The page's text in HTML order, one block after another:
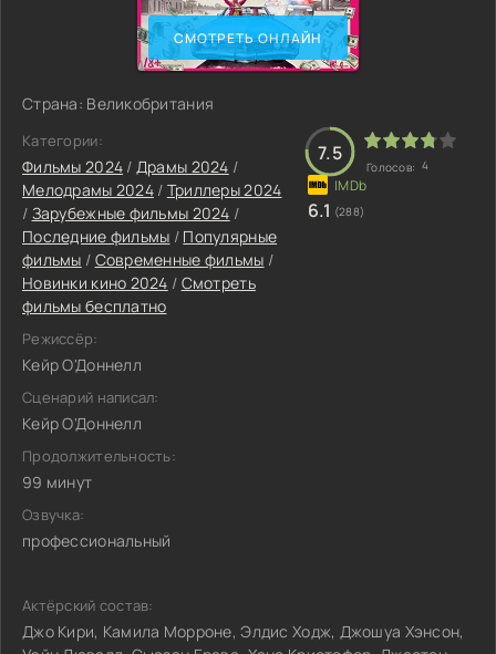
СМОТРЕТЬ ОНЛАЙН
Страна: Великобритания
Категории:
Фильмы 2024 / Драмы 2024 /
Мелодрамы 2024/ Триллеры 2024
/ Зарубежные фильмы 2024 /
Последние фильмы / Популярные
фильмы / Современные фильмы /
Новинки кино 2024 / Смотреть
фильмы бесплатно
Режиссёр:
Кейр О'Доннелл
Сценарий написал:
Кейр О'Доннелл
Продолжительность:
99 минут
Озвучка:
профессиональный
7.5
Голосов: 4
6.1 (288)
Актёрский состав:
Джо Кири, Камила Морроне, Элдис Ходж, Джошуа Хэнсон,